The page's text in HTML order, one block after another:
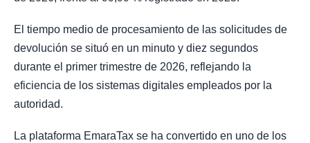
El tiempo medio de procesamiento de las solicitudes de
devolución se situó en un minuto y diez segundos
durante el primer trimestre de 2026, reflejando la
eficiencia de los sistemas digitales empleados por la
autoridad.
La plataforma EmaraTax se ha convertido en uno de los